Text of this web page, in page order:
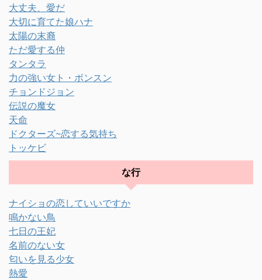
大丈夫、愛だ
大切に育てた娘ハナ
太陽の末裔
ただ愛する仲
タンタラ
力の強い女ト・ボンスン
チョンドジョン
伝説の魔女
天命
ドクターズ~恋する気持ち
トッケビ
な行
ナイショの恋していいですか
鳴かない鳥
七日の王妃
名前のない女
匂いを見る少女
熱愛